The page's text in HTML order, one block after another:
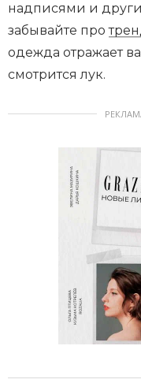
надписями и
забывайте про
одежда отражает
смотрится лук.